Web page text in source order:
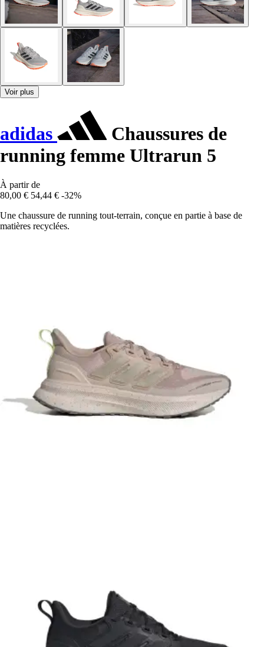
Voir plus
adidas
Chaussures de
running femme Ultrarun 5
À partir de
80,00 € 54,44 € -32%
Une chaussure de running tout-terrain, conçue en partie à base de
matières recyclées.